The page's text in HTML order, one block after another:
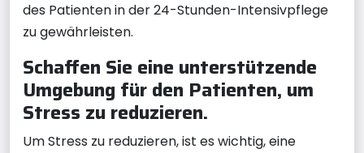
des Patienten in der 24-Stunden-Intensivpflege
zu gewährleisten.
Schaffen Sie eine unterstützende
Umgebung für den Patienten, um
Stress zu reduzieren.
Um Stress zu reduzieren, ist es wichtig, eine